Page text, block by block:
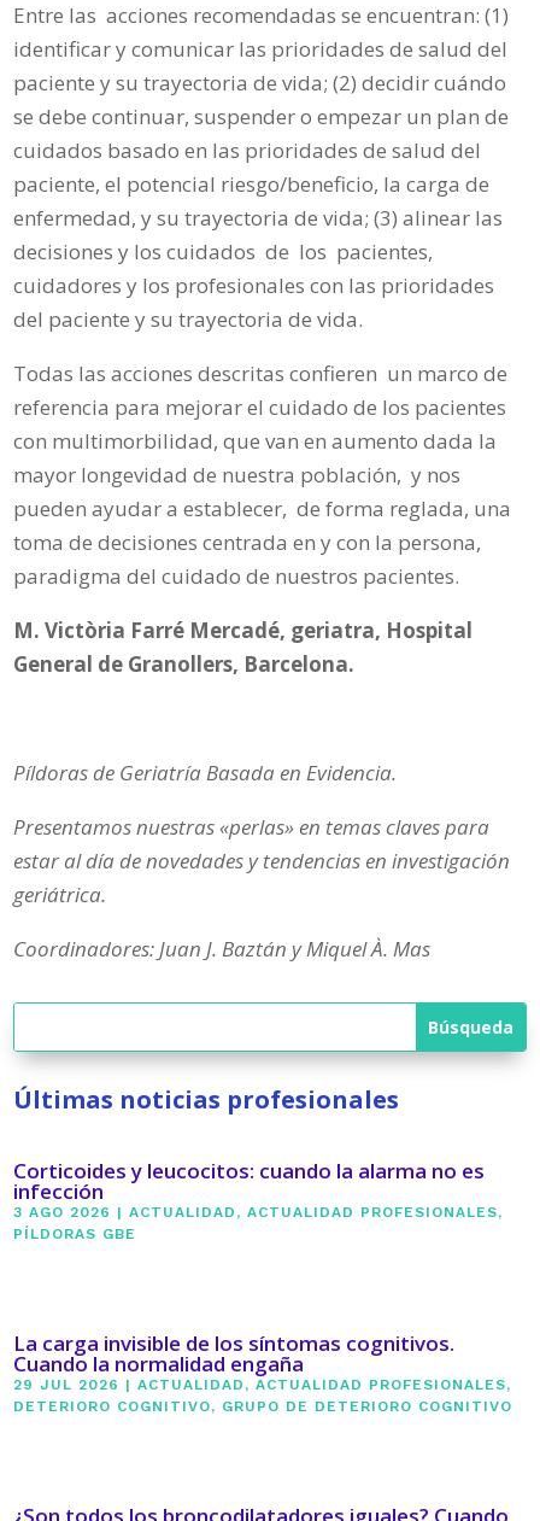
Entre las acciones recomendadas se encuentran: (1)
identificar y comunicar las prioridades de salud del
paciente y su trayectoria de vida; (2) decidir cuándo
se debe continuar, suspender o empezar un plan de
cuidados basado en las prioridades de salud del
paciente, el potencial riesgo/beneficio, la carga de
enfermedad, y su trayectoria de vida; (3) alinear las
decisiones y los cuidados de los pacientes,
cuidadores y los profesionales con las prioridades
del paciente y su trayectoria de vida.
Todas las acciones descritas confieren un marco de
referencia para mejorar el cuidado de los pacientes
con multimorbilidad, que van en aumento dada la
mayor longevidad de nuestra población, y nos
pueden ayudar a establecer, de forma reglada, una
toma de decisiones centrada en y con la persona,
paradigma del cuidado de nuestros pacientes.
M. Victòria Farré Mercadé, geriatra, Hospital
General de Granollers, Barcelona.
Píldoras de Geriatría Basada en Evidencia.
Presentamos nuestras «perlas» en temas claves para
estar al día de novedades y tendencias en investigación
geriátrica.
Coordinadores: Juan J. Baztán y Miquel À. Mas
Últimas noticias profesionales
Corticoides y leucocitos: cuando la alarma no es
infección
3 AGO 2026 |ACTUALIDAD ,ACTUALIDAD PROFESIONALES,
PÍLDORAS GBE
La carga invisible de los síntomas cognitivos.
Cuando la normalidad engaña
29 JUL 2026 |ACTUALIDAD ,ACTUALIDAD PROFESIONALES,
DETERIORO COGNITIVO, GRUPO DE DETERIORO COGNITIVO